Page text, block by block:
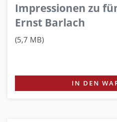
Impressionen zu
Ernst Barlach
(5,7 MB)
IN DEN